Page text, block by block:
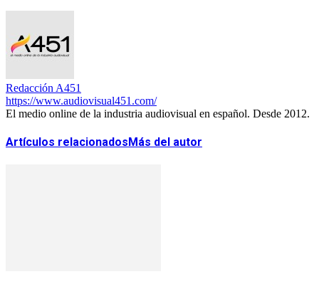
Redacción A451
https://www.audiovisual451.com/
El medio online de la industria audiovisual en español. Desde 2012.
Artículos relacionados Más del autor